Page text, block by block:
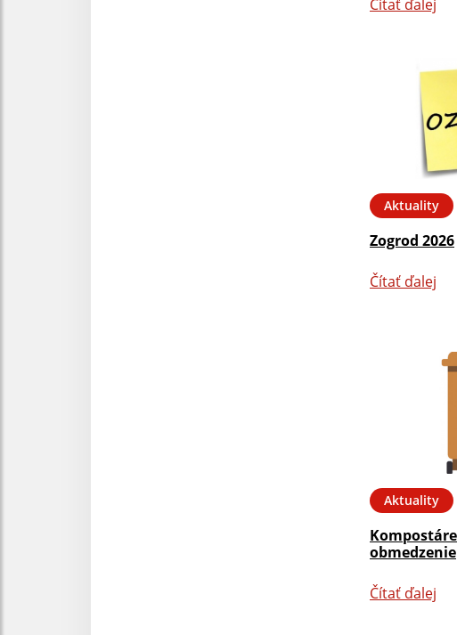
Čítať ďalej
Aktuality
Zogrod 2026
Čítať ďalej
Aktuality
obmedzenie
Čítať ďalej